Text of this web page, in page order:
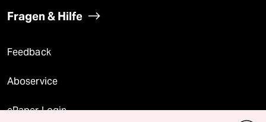
Fragen & Hilfe
Feedback
Aboservice
ePaper Login